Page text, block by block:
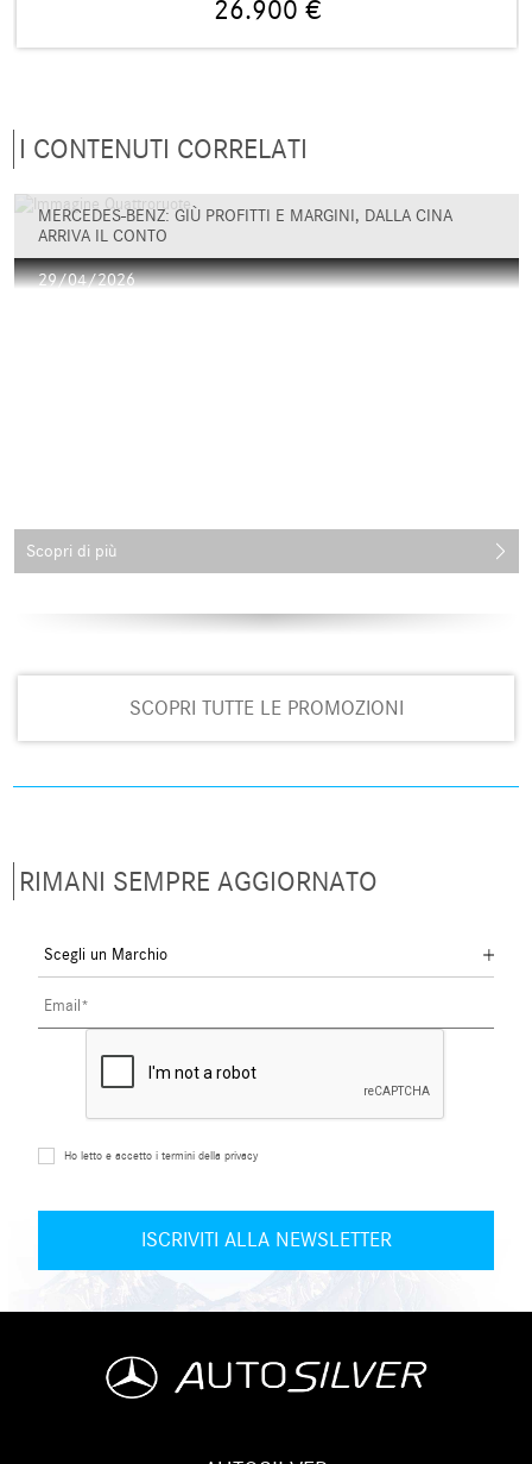
26.900 €
I CONTENUTI CORRELATI
MERCEDES-BENZ: GIÙ PROFITTI E MARGINI, DALLA CINA
ARRIVA IL CONTO
29/04/2026
Scopri di più
SCOPRI TUTTE LE PROMOZIONI
RIMANI SEMPRE AGGIORNATO
Ho letto e accetto i termini della privacy